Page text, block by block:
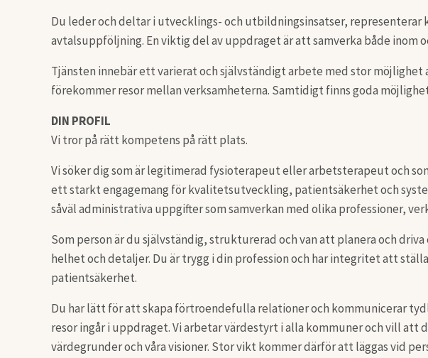
Du leder och deltar i utvecklings- och utbildningsinsatser,
avtalsuppföljning. En viktig del av uppdraget är att samverka både inom
Tjänsten innebär ett varierat och självständigt arbete med stor
förekommer resor mellan verksamheterna. Samtidigt finns goda
DIN PROFIL
Vi tror på rätt kompetens på rätt plats.
Vi söker dig som är legitimerad fysioterapeut eller arbetsterapeut och
ett starkt engagemang för kvalitetsutveckling, patientsäkerhet och
såväl administrativa uppgifter som samverkan med olika professioner,
Som person är du självständig, strukturerad och van att planera och
helhet och detaljer. Du är trygg i din profession och har integritet att
patientsäkerhet.
Du har lätt för att skapa förtroendefulla relationer och kommunicerar
resor ingår i uppdraget. Vi arbetar värdestyrt i alla kommuner och vill
värdegrunder och våra visioner. Stor vikt kommer därför att läggas vid